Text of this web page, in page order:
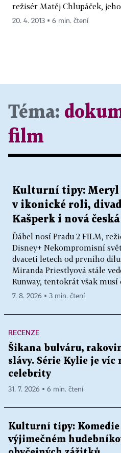
režisér Matěj Chlupáček,
20. 4. 2013 ▪ 6 min. čtení
Téma:
film
Kulturní tipy: Meryl
v ikonické roli,
Kašperk i nová
Ďábel nosí Pradu 2 FILM,
Disney+ Nekompromisní
dvaceti letech od prvního
Miranda Priestlyová stále
Runway, tentokrát však
7. 8. 2026 ▪ 3 min. čtení
RECENZE
Šikana bulváru,
slávy. Série Kylie je
celebrity
31. 7. 2026 ▪ 6 min. čtení
Kulturní tipy: Komedie
výjimečném